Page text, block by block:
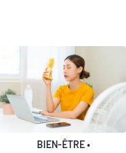
BIEN-ÊTRE•